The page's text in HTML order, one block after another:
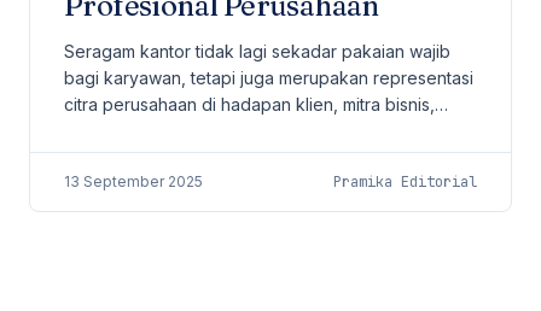
Seragam kantor tidak lagi sekadar pakaian wajib
bagi karyawan, tetapi juga merupakan representasi
citra perusahaan di hadapan klien, mitra bisnis,
13 September 2025 Pramika Editorial